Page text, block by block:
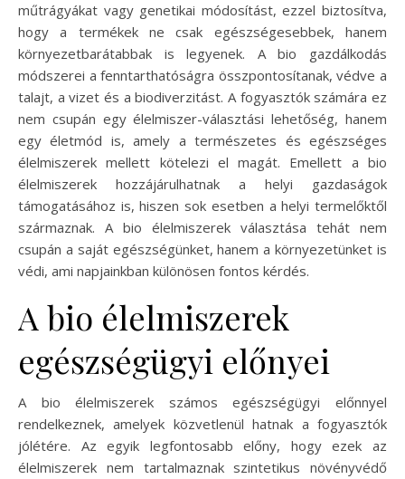
műtrágyákat vagy genetikai módosítást, ezzel biztosítva,
hogy a termékek ne csak egészségesebbek, hanem
környezetbarátabbak is legyenek. A bio gazdálkodás
módszerei a fenntarthatóságra összpontosítanak, védve a
talajt, a vizet és a biodiverzitást. A fogyasztók számára ez
nem csupán egy élelmiszer-választási lehetőség, hanem
egy életmód is, amely a természetes és egészséges
élelmiszerek mellett kötelezi el magát. Emellett a bio
élelmiszerek hozzájárulhatnak a helyi gazdaságok
támogatásához is, hiszen sok esetben a helyi termelőktől
származnak. A bio élelmiszerek választása tehát nem
csupán a saját egészségünket, hanem a környezetünket is
védi, ami napjainkban különösen fontos kérdés.
A bio élelmiszerek
egészségügyi előnyei
A bio élelmiszerek számos egészségügyi előnnyel
rendelkeznek, amelyek közvetlenül hatnak a fogyasztók
jólétére. Az egyik legfontosabb előny, hogy ezek az
élelmiszerek nem tartalmaznak szintetikus növényvédő